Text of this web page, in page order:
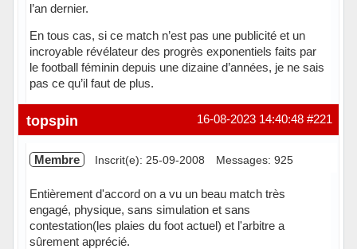
l’an dernier.
En tous cas, si ce match n’est pas une publicité et un
incroyable révélateur des progrès exponentiels faits par
le football féminin depuis une dizaine d’années, je ne sais
pas ce qu’il faut de plus.
Hors ligne #221
16-08-2023 14:40:48
topspin
Membre Inscrit(e): 25-09-2008 Messages: 925
Entièrement d'accord on a vu un beau match très
engagé, physique, sans simulation et sans
contestation(les plaies du foot actuel) et l'arbitre a
sûrement apprécié.